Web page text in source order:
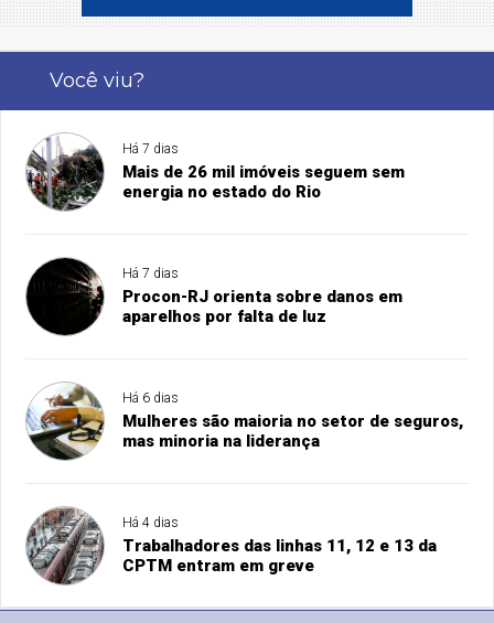
Você viu?
Há 7 dias
Mais de 26 mil imóveis seguem sem
energia no estado do Rio
Há 7 dias
Procon-RJ orienta sobre danos em
aparelhos por falta de luz
Há 6 dias
Mulheres são maioria no setor de seguros,
mas minoria na liderança
Há 4 dias
Trabalhadores das linhas 11, 12 e 13 da
CPTM entram em greve